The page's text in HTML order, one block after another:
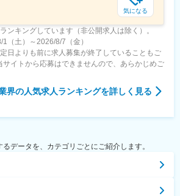
気になる
ンキングしています（非公開求人は除く）。
（土）～2026/8/7（金）
日よりも前に求人募集が終了していることもご
サイトから応募はできませんので、あらかじめご
界の人気求人ランキングを詳しく見る
データを、カテゴリごとにご紹介します。